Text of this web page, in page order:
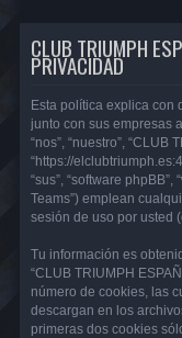
CLUB TRIUMPH
PRIVACIDAD
Esta política explica con
junto con sus empresas
“nos”, “nuestro”, “CLUB
“https://
“sus”, “software phpBB”,
Teams”) emplean
sesión de uso por usted
Tu información es
“CLUB TRIUMPH
número de cookies, las
descargan en los
primeras dos cookies